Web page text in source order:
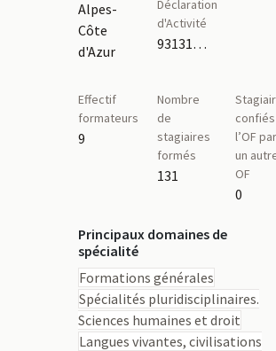
Alpes-
Côte
d'Azur
Déclaration
d'Activité
93131701113
Effectif
formateurs
9
Nombre
de
stagiaires
formés
131
confiés
l’OF par
un
OF
0
Principaux domaines de
spécialité
Formations générales
Spécialités pluridisciplinaires.
Sciences humaines et droit
Langues vivantes, civilisations